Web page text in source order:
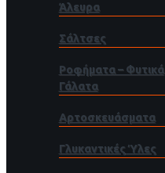
Άλευρα
Σάλτσες
Ροφήματα – Φυτικά
Γάλατα
Αρτοσκευάσματα
Γλυκαντικές Ύλες